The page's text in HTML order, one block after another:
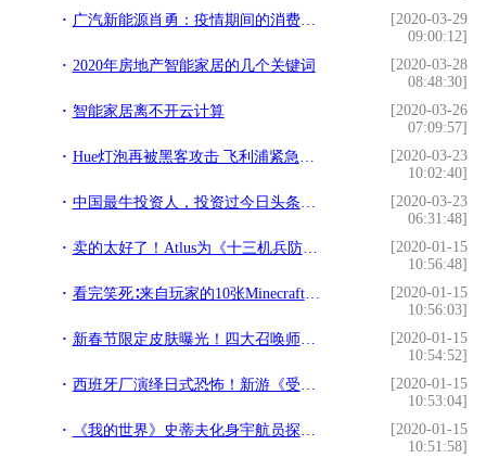
广汽新能源肖勇：疫情期间的消费抑制或在疫情结束后反弹
[2020-03-29
09:00:12]
2020年房地产智能家居的几个关键词
[2020-03-28
08:48:30]
智能家居离不开云计算
[2020-03-26
07:09:57]
Hue灯泡再被黑客攻击 飞利浦紧急更新安全补丁
[2020-03-23
10:02:40]
中国最牛投资人，投资过今日头条、拼多多等，市值超过2.6万亿
[2020-03-23
06:31:48]
卖的太好了！Atlus为《十三机兵防卫圈》日版缺货致歉
[2020-01-15
10:56:48]
看完笑死∶来自玩家的10张Minecraft截图，史蒂夫给我发短信了？
[2020-01-15
10:56:03]
新春节限定皮肤曝光！四大召唤师技能改动，这些英雄身价大涨
[2020-01-15
10:54:52]
西班牙厂演绎日式恐怖！新游《受验地狱》1月16日Steam发售
[2020-01-15
10:53:04]
《我的世界》史蒂夫化身宇航员探索太空 高级火箭模组圆你航天梦
[2020-01-15
10:51:58]